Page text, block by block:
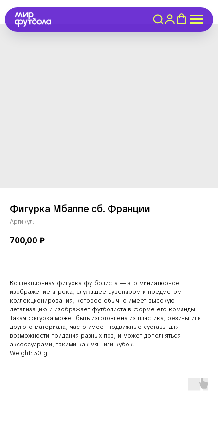
Фигурка Мбаппе сб. Франции
Артикул:
700,00 ₽
Коллекционная фигурка футболиста — это миниатюрное
изображение игрока, служащее сувениром и предметом
коллекционирования, которое обычно имеет высокую
детализацию и изображает футболиста в форме его команды.
Такая фигурка может быть изготовлена из пластика, резины или
другого материала, часто имеет подвижные суставы для
возможности придания разных поз, и может дополняться
аксессуарами, такими как мяч или кубок.
Weight: 50 g